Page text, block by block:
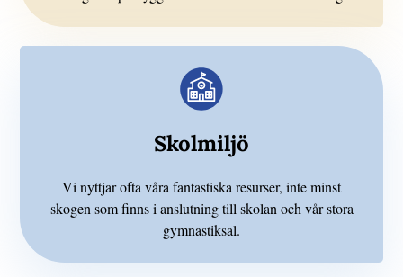
Skolmiljö
Vi nyttjar ofta våra fantastiska resurser, inte minst
skogen som finns i anslutning till skolan och vår stora
gymnastiksal.